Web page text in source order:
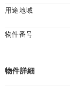
用途地域
物件番号
物件詳細